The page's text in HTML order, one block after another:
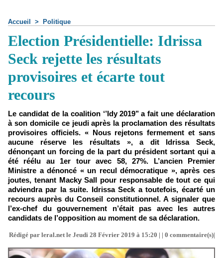
Accueil > Politique
Election Présidentielle: Idrissa
Seck rejette les résultats
provisoires et écarte tout
recours
Le candidat de la coalition ‘’Idy 2019’’ a fait une déclaration
à son domicile ce jeudi après la proclamation des résultats
provisoires officiels. « Nous rejetons fermement et sans
aucune réserve les résultats », a dit Idrissa Seck,
dénonçant un forcing de la part du président sortant qui a
été réélu au 1er tour avec 58, 27%. L’ancien Premier
Ministre a dénoncé « un recul démocratique », après ces
joutes, tenant Macky Sall pour responsable de tout ce qui
adviendra par la suite. Idrissa Seck a toutefois, écarté un
recours auprès du Conseil constitutionnel. A signaler que
l’ex-chef du gouvernement n’était pas avec les autres
candidats de l’opposition au moment de sa déclaration.
Rédigé par leral.net le Jeudi 28 Février 2019 à 15:20 | | 0 commentaire(s)|